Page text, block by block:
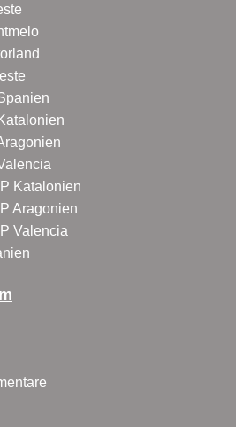
Katalonien
Aragonien
Valencia